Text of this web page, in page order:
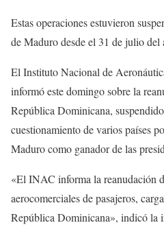
Estas operaciones estuvieron
de Maduro desde el 31 de julio del
El Instituto Nacional de
informó este domingo sobre la
República Dominicana,
cuestionamiento de varios países
Maduro como ganador de las
«El INAC informa la reanudación
aerocomerciales de pasajeros,
República Dominicana», indicó la